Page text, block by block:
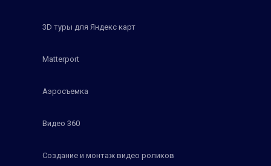
3D туры для Яндекс карт
Matterport
Аэросъемка
Видео 360
Создание и монтаж видео роликов